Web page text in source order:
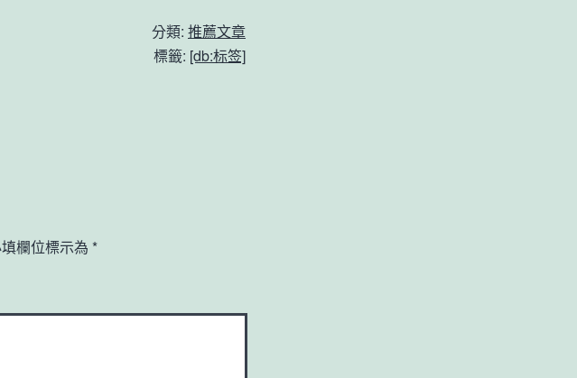
分類: 推薦文章
標籤: [db:标签]
欄位標示為 *